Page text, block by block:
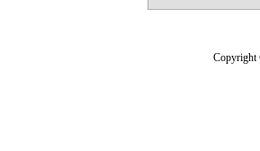
Copyright